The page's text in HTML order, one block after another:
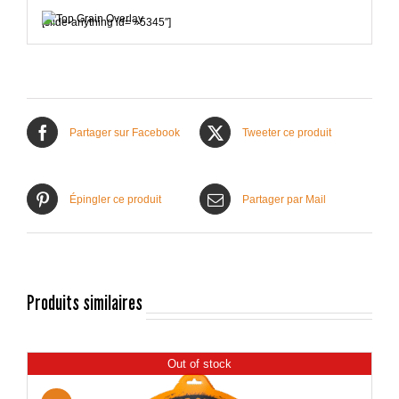
[slide-anything id= »5345″]
Partager sur Facebook Tweeter ce produit
Épingler ce produit Partager par Mail
Produits similaires
Out of stock